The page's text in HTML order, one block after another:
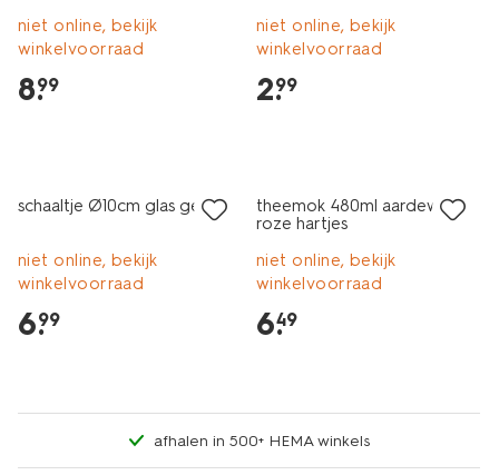
niet online, bekijk
winkelvoorraad
8.
99
niet online, bekijk
winkelvoorraad
2.
99
schaaltje Ø10cm glas geel
niet online, bekijk
winkelvoorraad
6.
99
theemok 480ml aardewerk
roze hartjes
niet online, bekijk
winkelvoorraad
6.
49
afhalen in 500+ HEMA winkels